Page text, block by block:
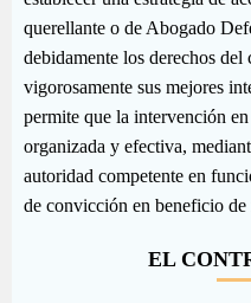
querellante o de Abogado
debidamente los derechos
vigorosamente sus mejores
permite que la intervención
organizada y efectiva,
autoridad competente en
de convicción en beneficio de
EL